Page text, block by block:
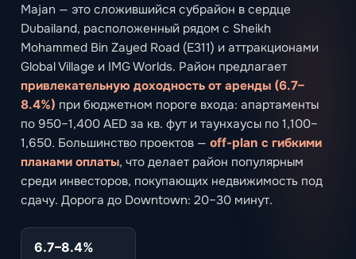
Majan — это сложившийся субрайон в сердце
Dubailand, расположенный рядом с Sheikh
Mohammed Bin Zayed Road (E311) и аттракционами
Global Village и IMG Worlds. Район предлагает
привлекательную доходность от аренды (6.7–
8.4%) при бюджетном пороге входа: апартаменты
по 950–1,400 AED за кв. фут и таунхаусы по 1,100–
1,650. Большинство проектов — off-plan с гибкими
планами оплаты, что делает район популярным
среди инвесторов, покупающих недвижимость под
сдачу. Дорога до Downtown: 20–30 минут.
6.7–8.4%